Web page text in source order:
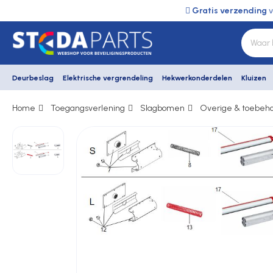
Gratis verzending
Deurbeslag Elektrische vergrendeling Hekwerkonderdelen Kluizen
Deurbeslag
Elektrische vergrendeling
Hekwerkonderdelen
Home Toegangsverlening Slagbomen Overige &